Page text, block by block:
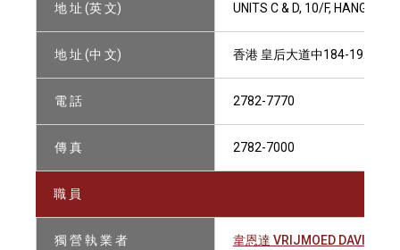
地 址 (英 文) UNITS C & D, 10/F, HANG
地 址 (中 文) 香港 皇后大道中184-192號
電 話 2782-7770
傳 真 2782-7000
職 員
獨 營 執 業 者 韋恩達 VRIJMOED DAVID